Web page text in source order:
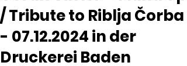
/ Tribute to Riblja Čorba
- 07.12.2024 in der
Druckerei Baden